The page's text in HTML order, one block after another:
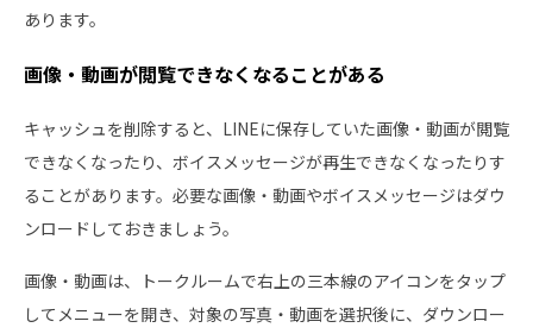
あります。
画像・動画が閲覧できなくなることがある
キャッシュを削除すると、LINEに保存していた画像・動画が閲覧
できなくなったり、ボイスメッセージが再生できなくなったりす
ることがあります。必要な画像・動画やボイスメッセージはダウ
ンロードしておきましょう。
画像・動画は、トークルームで右上の三本線のアイコンをタップ
してメニューを開き、対象の写真・動画を選択後に、ダウンロー